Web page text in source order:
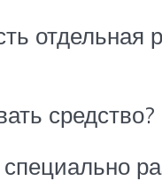
отдельная